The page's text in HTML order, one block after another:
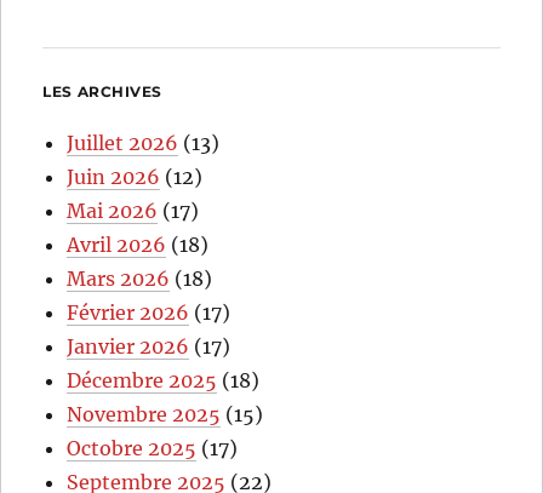
LES ARCHIVES
Juillet 2026 (13)
Juin 2026 (12)
Mai 2026 (17)
Avril 2026 (18)
Mars 2026 (18)
Février 2026 (17)
Janvier 2026 (17)
Décembre 2025 (18)
Novembre 2025 (15)
Octobre 2025 (17)
Septembre 2025 (22)